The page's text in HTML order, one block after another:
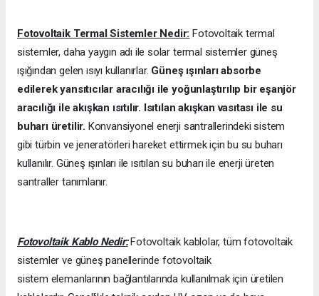
Fotovoltaik Termal Sistemler Nedir: Fotovoltaik termal
sistemler, daha yaygın adı ile solar termal sistemler güneş
ışığından gelen ısıyı kullanırlar. Güneş ışınları absorbe
edilerek yansıtıcılar aracılığı ile yoğunlaştırılıp bir eşanjör
aracılığı ile akışkan ısıtılır. Isıtılan akışkan vasıtası ile su
buharı üretilir. Konvansiyonel enerji santrallerindeki sistem
gibi türbin ve jeneratörleri hareket ettirmek için bu su buharı
kullanılır. Güneş ışınları ile ısıtılan su buharı ile enerji üreten
santraller tanımlanır.
Fotovoltaik Kablo Nedir:Fotovoltaik kablolar, tüm fotovoltaik
sistemler ve güneş panellerinde fotovoltaik
sistem elemanlarının bağlantılarında kullanılmak için üretilen